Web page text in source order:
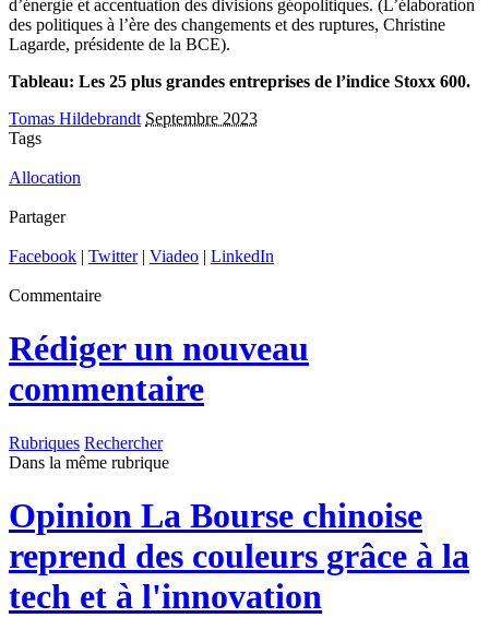
d’énergie et accentuation des divisions géopolitiques. (L’élaboration
des politiques à l’ère des changements et des ruptures, Christine
Lagarde, présidente de la BCE).
Tableau: Les 25 plus grandes entreprises de l’indice Stoxx 600.
Tomas Hildebrandt Septembre 2023
Tags
Allocation
Partager
Facebook | Twitter| Viadeo | LinkedIn
Commentaire
Rédiger un nouveau
commentaire
Rubriques Rechercher
Dans la même rubrique
Opinion La Bourse chinoise
reprend des couleurs grâce à la
tech et à l'innovation